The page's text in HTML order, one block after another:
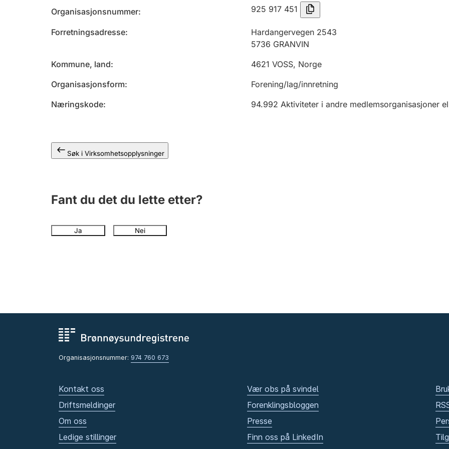
Organisasjonsnummer 925 917 451
Forretningsadresse
Hardangervegen 2543
5736 GRANVIN
Kommune, land
4621 VOSS, Norge
Organisasjonsform
Forening/lag/innretning
Næringskode
94.992 Aktiviteter i andre medlemsorganisasjoner
Søk i Virksomhetsopplysninger
Fant du det du lette etter?
Ja Nei
Organisasjonsnummer: 974 760 673
Kontakt oss
Driftsmeldinger
Om oss
Ledige stillinger
Vær obs på svindel
Forenklingsbloggen
Presse
Finn oss på LinkedIn